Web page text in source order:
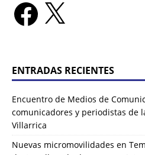
ENTRADAS RECIENTES
Encuentro de Medios de
comunicadores y periodistas de
Villarrica
Nuevas micromovilidades en